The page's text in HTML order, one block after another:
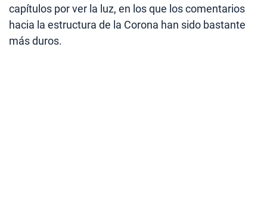
capítulos por ver la luz, en los que los comentarios
hacia la estructura de la Corona han sido bastante
más duros.